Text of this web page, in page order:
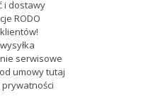
i dostawy
RODO
serwisowe
umowy tutaj